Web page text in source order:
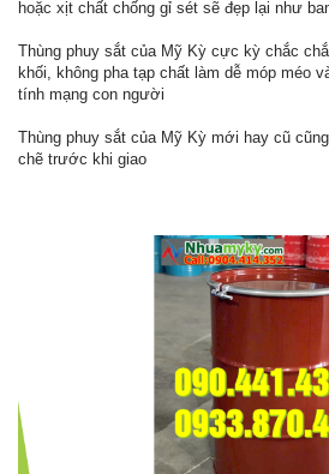
hoặc xịt chất chống gỉ sét sẽ đẹp lại như
Thùng phuy sắt của Mỹ Kỳ cực kỳ chắc
khối, không pha tạp chất làm dễ móp méo
tính mạng con người
Thùng phuy sắt của Mỹ Kỳ mới hay cũ
chẽ trước khi giao